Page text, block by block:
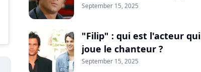
September 15, 2025
"Filip" : qui est l'acteur qui
joue le chanteur ?
September 15, 2025